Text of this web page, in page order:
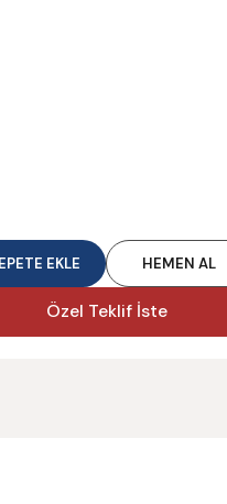
EKLE HEMEN AL
Özel Teklif İste